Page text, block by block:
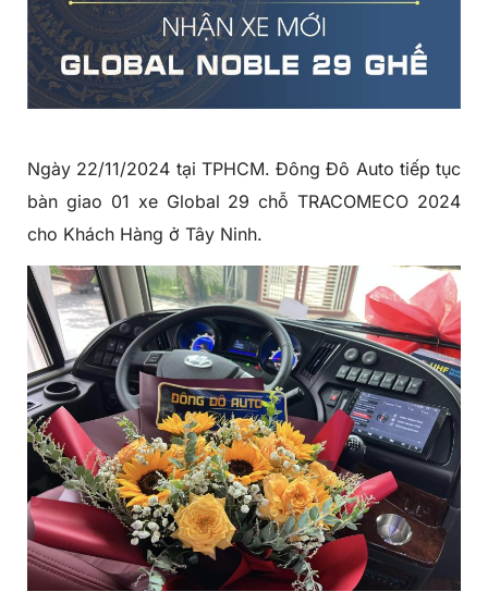
Ngày 22/11/2024 tại TPHCM. Đông Đô Auto tiếp tục
bàn giao 01 xe Global 29 chỗ TRACOMECO 2024
cho Khách Hàng ở Tây Ninh.